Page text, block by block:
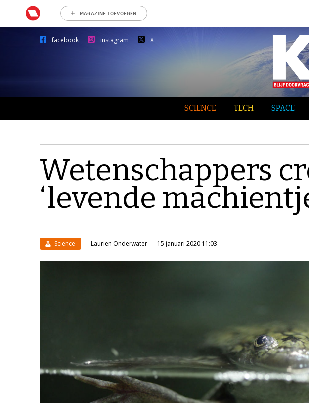
MAGAZINE TOEVOEGEN
facebook instagram X
SCIENCE TECH SPACE
Wetenschappers
‘levende
Science Laurien Onderwater 15 januari 2020 11:03